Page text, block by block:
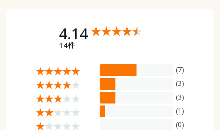
4.14
14件
(7)
(3)
(3)
(1)
(0)